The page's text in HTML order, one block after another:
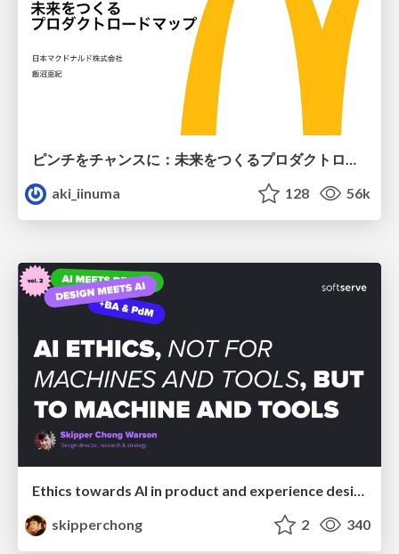
aki_iinuma
128 56k
Ethics towards AI in product and experience design
skipperchong
2 340